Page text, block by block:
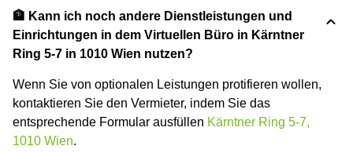
🏦 Kann ich noch andere Dienstleistungen und
Einrichtungen in dem Virtuellen Büro in Kärntner
Ring 5-7 in 1010 Wien nutzen?
Wenn Sie von optionalen Leistungen protifieren wollen,
kontaktieren Sie den Vermieter, indem Sie das
entsprechende Formular ausfüllen Kärntner Ring 5-7,
1010 Wien.